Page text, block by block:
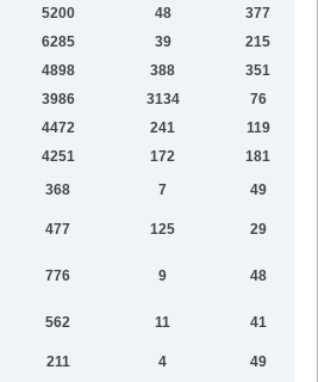
5200 48
377
6285 39
215
4898 388
351
3986 3134
76
4472 241
119
4251 172
181
368 7
49
477 125 29
776 9 48
562 11
41
211 4
49